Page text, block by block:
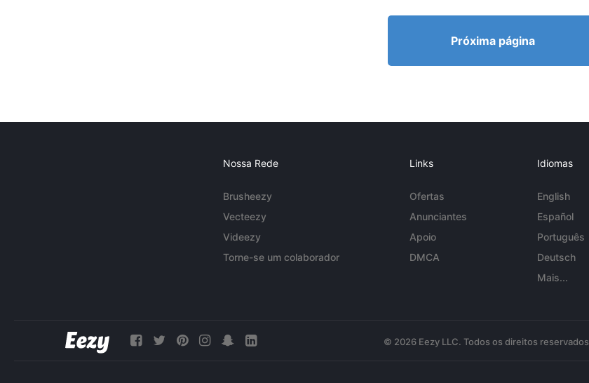
Próxima página
Nossa Rede
Brusheezy
Vecteezy
Videezy
Torne-se um colaborador
Links
Ofertas
Anunciantes
Apoio
DMCA
Idiomas
English
Español
Português
Deutsch
Mais...
© 2026 Eezy LLC. Todos os direitos reservados